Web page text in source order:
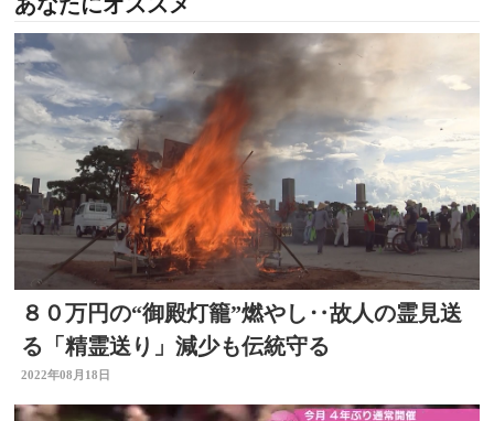
８０万円の“御殿灯籠”燃やし‥故人の霊見送
る「精霊送り」減少も伝統守る
2022年08月18日